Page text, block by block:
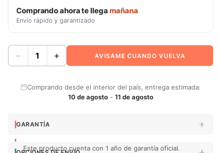
Comprando ahora te llega mañana
Envío rápido y garantizado
− + AVISAME CUANDO VUELVA
Comprando desde el interior del país, entrega estimada:
10 de agosto- 11 de agosto
GARANTÍA
Este producto cuenta con 1 año de garantía oficial.